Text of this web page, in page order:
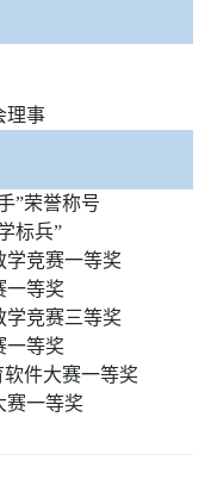
理事
”荣誉称号
标兵”
学竞赛一等奖
一等奖
学竞赛三等奖
一等奖
软件大赛一等奖
赛一等奖